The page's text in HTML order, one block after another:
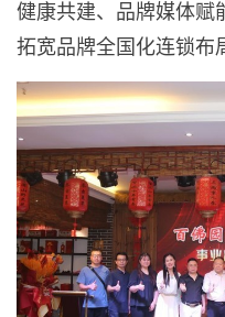
健康共建、品牌媒体赋
拓宽品牌全国化连锁布